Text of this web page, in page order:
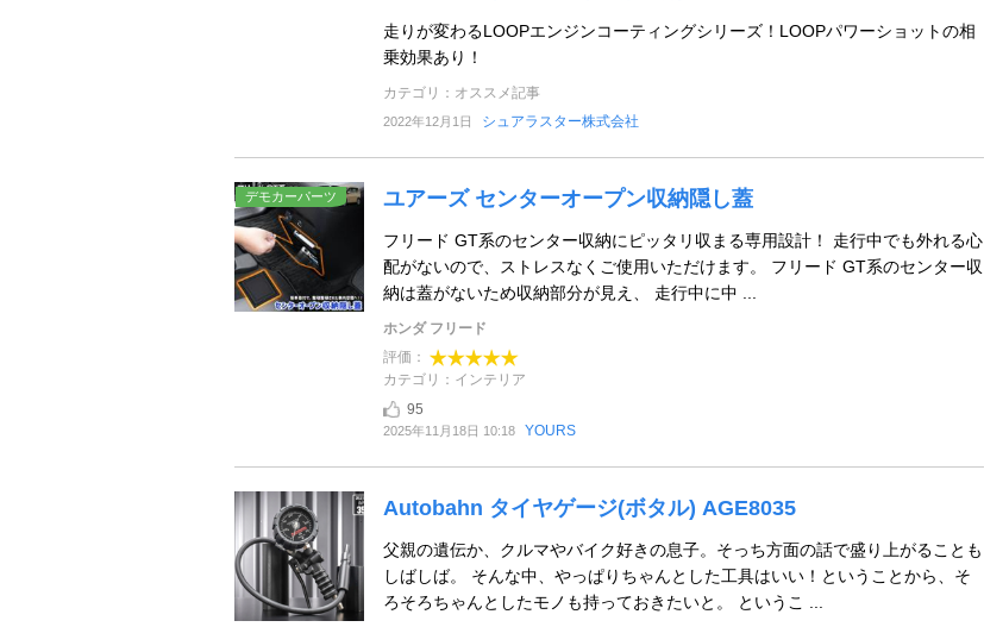
走りが変わるLOOPエンジンコーティングシリーズ！LOOPパワーショットの相
乗効果あり！
カテゴリ：オススメ記事
2022年12月1日 シュアラスター株式会社
デモカーパーツ ユアーズ センターオープン収納隠し蓋
フリード GT系のセンター収納にピッタリ収まる専用設計！ 走行中でも外れる心
配がないので、ストレスなくご使用いただけます。 フリード GT系のセンター収
納は蓋がないため収納部分が見え、 走行中に中 ...
ホンダ フリード
評価：
カテゴリ：インテリア
95
2025年11月18日 10:18 YOURS
Autobahn タイヤゲージ(ボタル) AGE8035
父親の遺伝か、クルマやバイク好きの息子。そっち方面の話で盛り上がることも
しばしば。 そんな中、やっぱりちゃんとした工具はいい！ということから、そ
ろそろちゃんとしたモノも持っておきたいと。 というこ ...